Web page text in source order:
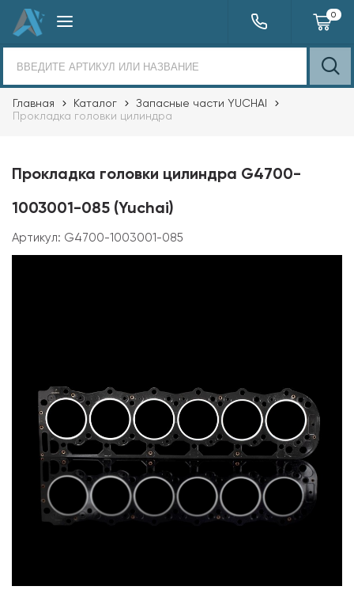
0
Главная Каталог
Запасные части YUCHAI
Прокладка головки цилиндра
Прокладка головки цилиндра G4700-
1003001-085 (Yuchai)
Артикул: G4700-1003001-085